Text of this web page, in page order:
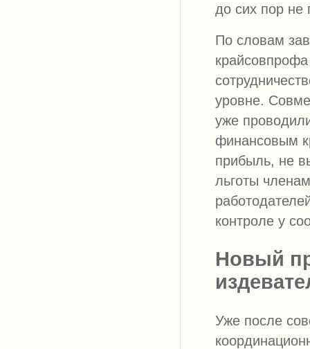
до сих пор не
По словам
уровне.
уже
финансовым
прибыль, не
льготы
контроле у
Новый
Уже после